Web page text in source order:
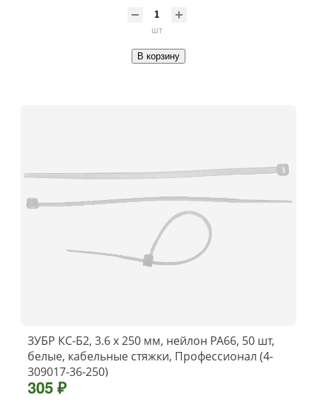
шт
В корзину
ЗУБР КС-Б2, 3.6 x 250 мм, нейлон РА66, 50 шт,
белые, кабельные стяжки, Профессионал (4-
309017-36-250)
305 ₽